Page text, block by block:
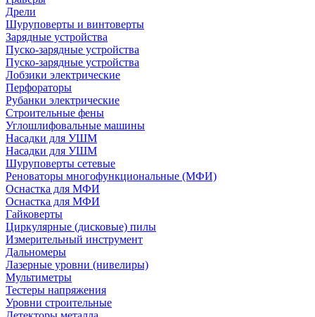
Дрели
Шуруповерты и винтоверты
Зарядные устройства
Пуско-зарядные устройства
Пуско-зарядные устройства
Лобзики электрические
Перфораторы
Рубанки электрические
Строительные фены
Углошлифовальные машины
Насадки для УШМ
Насадки для УШМ
Шуруповерты сетевые
Реноваторы многофункциональные (МФИ)
Оснастка для МФИ
Оснастка для МФИ
Гайковерты
Циркулярные (дисковые) пилы
Измерительный инструмент
Дальномеры
Лазерные уровни (нивелиры)
Мультиметры
Тестеры напряжения
Уровни строительные